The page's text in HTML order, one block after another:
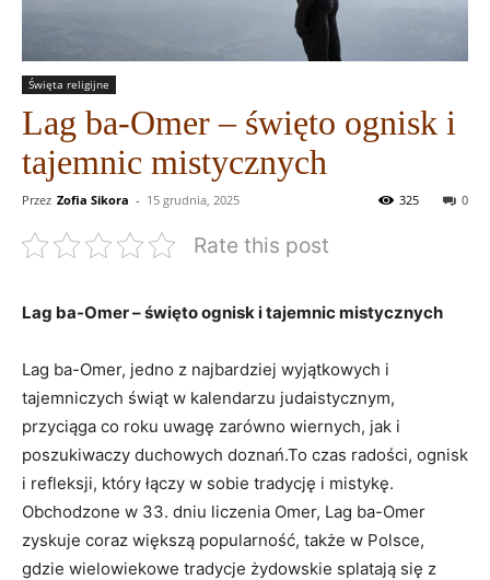
Święta religijne
Lag ba-Omer – święto ognisk i
tajemnic mistycznych
Przez Zofia Sikora - 15 grudnia, 2025 0
325
Rate this post
Lag ba-Omer – święto‌ ognisk ‌i tajemnic mistycznych
Lag ba-Omer, jedno z najbardziej⁢ wyjątkowych i
tajemniczych świąt w kalendarzu judaistycznym,
przyciąga co roku ​uwagę zarówno wiernych, jak i
poszukiwaczy duchowych doznań.To ⁣czas radości, ognisk
i refleksji, który łączy w sobie tradycję⁤ i‌ mistykę.
Obchodzone w 33. dniu liczenia ⁣Omer, Lag ba-Omer
zyskuje coraz większą popularność, także w Polsce,
gdzie wielowiekowe tradycje żydowskie splatają się z